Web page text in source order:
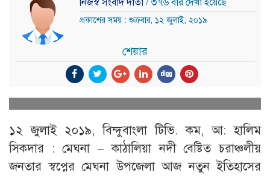
নিজস্ব সংবাদ দাতা/ ৩৭৬ বার দেখা হয়েছে
প্রকাশের সময় : শুক্রবার, ১২ জুলাই, ২০১৯
শেয়ার
১২ জুলাই ২০১৯, বিন্দুবাংলা টিভি. কম, আ: হালিম
সিকদার : মেঘনা – কাঠালিয়া নদী বেষ্টিত চরাঞ্চলীয়
জনতার স্বপ্নের মেঘনা উপজেলা আজ নতুন ইতিহাসের